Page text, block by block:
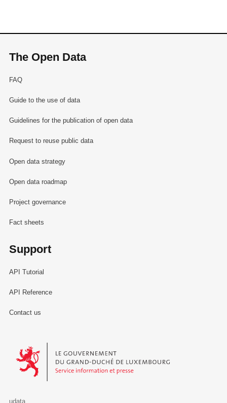
The Open Data
FAQ
Guide to the use of data
Guidelines for the publication of open data
Request to reuse public data
Open data strategy
Open data roadmap
Project governance
Fact sheets
Support
API Tutorial
API Reference
Contact us
Le Gouvernement du Grand-Duché de Luxembourg - Service
udata